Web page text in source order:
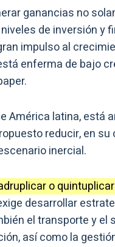
ganancias no
de inversión y
impulso al
enferma de bajo
América latina, está
reducir, en su
inercial.
o
desarrollar
el transporte y el
así como la